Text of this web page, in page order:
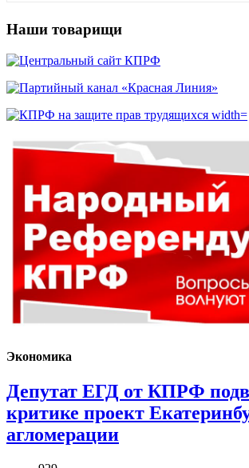
Наши товарищи
Экономика
Депутат ЕГД от КПРФ
критике проект
агломерации